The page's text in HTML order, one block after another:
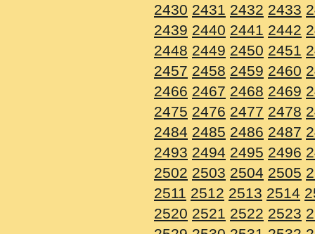
2430 2431 2432 2433
2439 2440 2441 2442
2448 2449 2450 2451
2457 2458 2459 2460
2466 2467 2468 2469
2475 2476 2477 2478
2484 2485 2486 2487
2493 2494 2495 2496
2502 2503 2504 2505
2511 2512 2513 2514
2520 2521 2522 2523